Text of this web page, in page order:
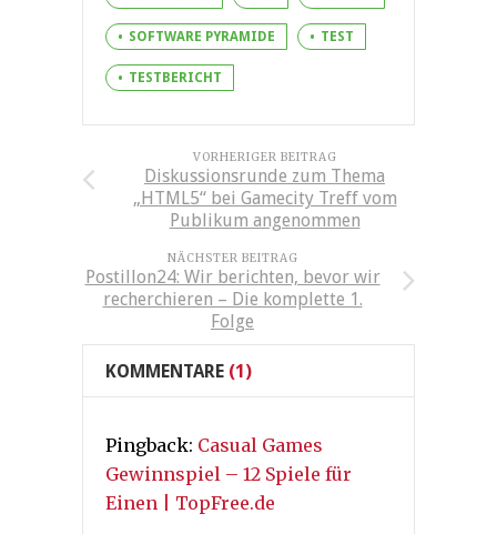
SOFTWARE PYRAMIDE TEST
TESTBERICHT
VORHERIGER BEITRAG
Diskussionsrunde zum Thema
„HTML5“ bei Gamecity Treff vom
Publikum angenommen
NÄCHSTER BEITRAG
Postillon24: Wir berichten, bevor wir
recherchieren – Die komplette 1.
Folge
KOMMENTARE (1)
Pingback: Casual Games
Gewinnspiel – 12 Spiele für
Einen | TopFree.de